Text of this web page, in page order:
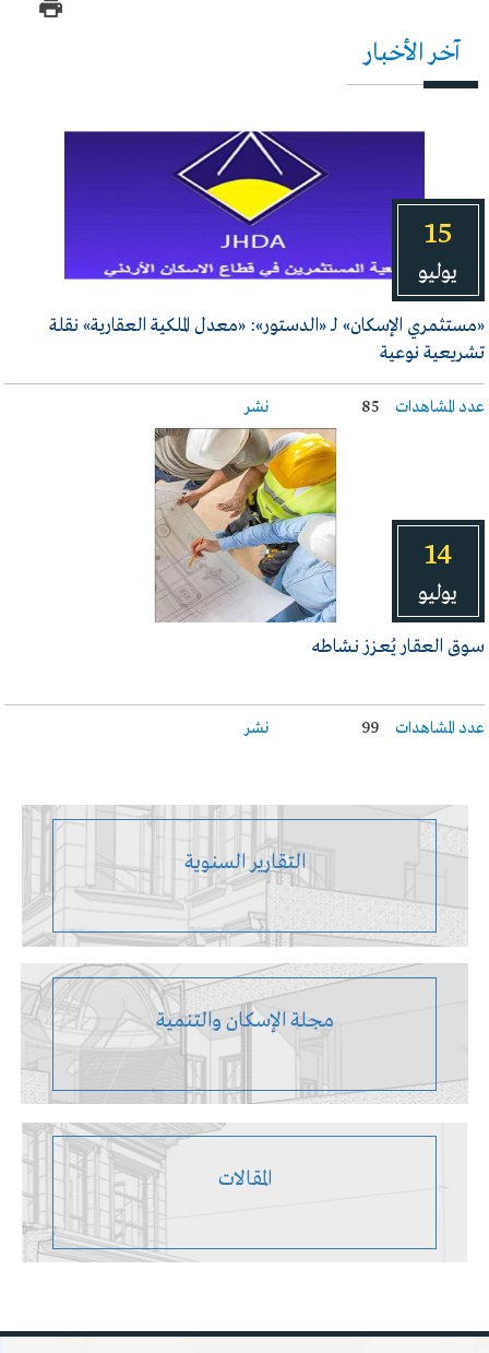
آخر الأخبار
15
يوليو
«مستثمري الإسكان» لـ «الدستور»: «معدل الملكية العقارية» نقلة
تشريعية نوعية
نشر عدد المشاهدات 85
14
يوليو
سـوق العقـار يُعـزز نـشاطه
نشر عدد المشاهدات 99
التقارير السنوية
مجلة الإسكان والتنمية
المقالات